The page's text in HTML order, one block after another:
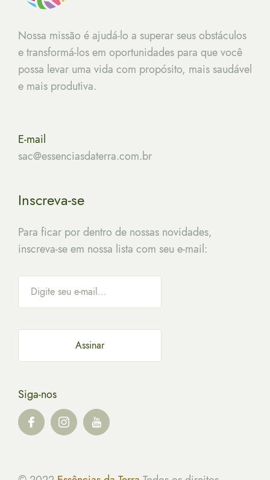
Nossa missão é ajudá-lo a superar seus obstáculos
e transformá-los em oportunidades para que você
possa levar uma vida com propósito, mais saudável
e mais produtiva.
E-mail
sac@essenciasdaterra.com.br
Inscreva-se
Para ficar por dentro de nossas novidades,
inscreva-se em nossa lista com seu e-mail:
Siga-nos